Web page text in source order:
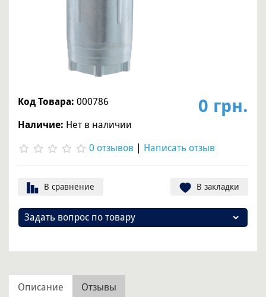
0 грн.
Код Товара: 000786
Наличие: Нет в наличии
0 отзывов Написать отзыв
В сравнение В закладки
Задать вопрос по товару
Описание Отзывы